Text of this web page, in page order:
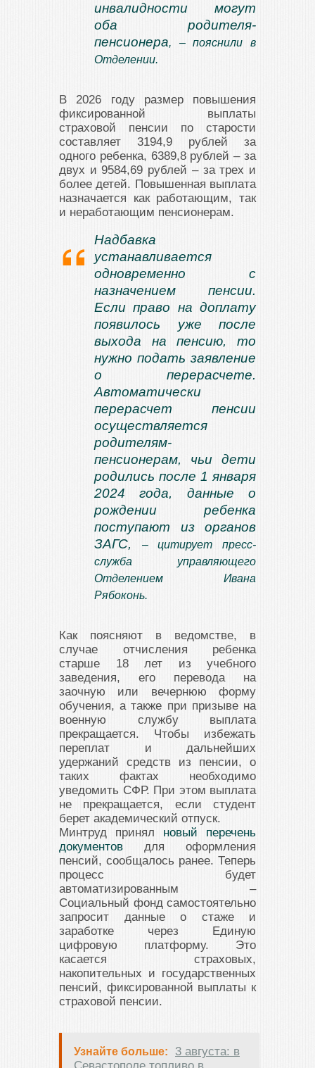
инвалидности могут
оба родителя-
пенсионера, – пояснили в
Отделении.
В 2026 году размер повышения
фиксированной выплаты
страховой пенсии по старости
составляет 3194,9 рублей за
одного ребенка, 6389,8 рублей – за
двух и 9584,69 рублей – за трех и
более детей. Повышенная выплата
назначается как работающим, так
и неработающим пенсионерам.
Надбавка
устанавливается
одновременно с
назначением пенсии.
Если право на доплату
появилось уже после
выхода на пенсию, то
нужно подать заявление
о перерасчете.
Автоматически
перерасчет пенсии
осуществляется
родителям-
пенсионерам, чьи дети
родились после 1 января
2024 года, данные о
рождении ребенка
поступают из органов
ЗАГС,
– цитирует пресс-
служба управляющего
Отделением Ивана
Рябоконь.
Как поясняют в ведомстве, в
случае отчисления ребенка
старше 18 лет из учебного
заведения, его перевода на
заочную или вечернюю форму
обучения, а также при призыве на
военную службу выплата
прекращается. Чтобы избежать
переплат и дальнейших
удержаний средств из пенсии, о
таких фактах необходимо
уведомить СФР. При этом выплата
не прекращается, если студент
берет академический отпуск.
Минтруд принял новый перечень
документов для оформления
пенсий, сообщалось ранее. Теперь
процесс будет
автоматизированным –
Социальный фонд самостоятельно
запросит данные о стаже и
заработке через Единую
цифровую платформу. Это
касается страховых,
накопительных и государственных
пенсий, фиксированной выплаты к
страховой пенсии.
Узнайте больше:
3 августа: в